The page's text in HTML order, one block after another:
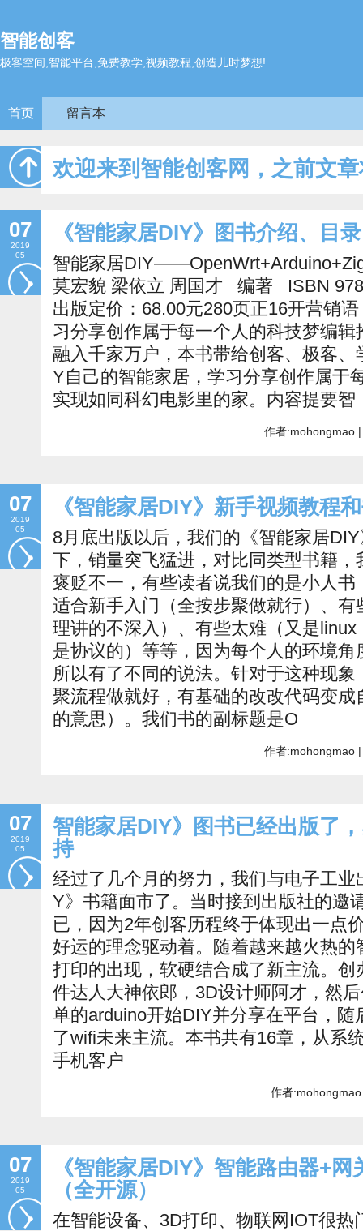
智能创客
极客空间,智能平台,免费教学,视频教程,创造儿时梦想!
首页 留言本
欢迎来到智能创客网，之前文
07
2019
05
《智能家居DIY》图书介绍、目录
智能家居
莫宏貌 梁依立 周国才 编著 ISBN
出版定价：68.00元280页正16开营销
习分享创作属于每一个人的科技梦编
融入千家万户，本书带给创客、极客
Y自己的智能家居，学习分享创作属于
实现如同科幻电影里的家。内容提要智
作者:mohongmao
07
2019
05
《智能家居DIY》新手视频教程
8月底出版以后，我们的《智能家居
下，销量突飞猛进，对比同类型书籍
褒贬不一，有些读者说我们的是小人
适合新手入门（全按步聚做就行）、
理讲的不深入）、有些太难（又是
是协议的）等等，因为每个人的环境
所以有了不同的说法。针对于这种现
聚流程做就好，有基础的改改代码变
的意思）。我们书的副标题是O
作者:mohongmao
07
2019
05
智能家居DIY》图书已经出版了
持
经过了几个月的努力，我们与电子工
Y》书籍面市了。当时接到出版社的邀
已，因为2年创客历程终于体现出一点
好运的理念驱动着。随着越来越火热
打印的出现，软硬结合成了新主流。
件达人大神依郎，3D设计师阿才，然
单的arduino开始DIY并分享在平台，
了wifi未来主流。本书共有16章，从系
手机客户
作者
07
2019
05
《智能家居DIY》智能路由器+
（全开源）
在智能设备、3D打印、物联网IOT很热